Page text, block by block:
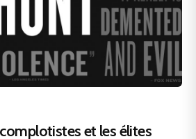
et les élites